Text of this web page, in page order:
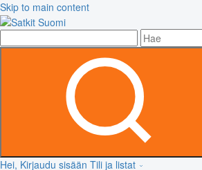
Skip to main content
Hei, Kirjaudu sisään Tili ja listat